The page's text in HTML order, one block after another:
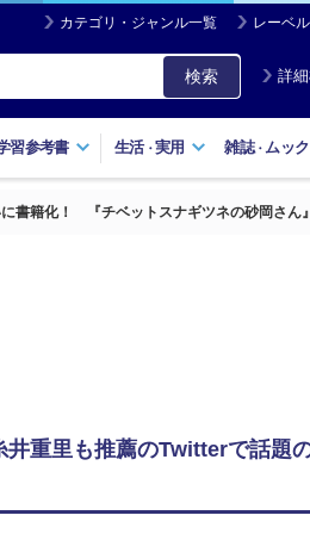
カテゴリ・ジャンル一覧 レーベ
検索 詳
習参考書 生活・実用 雑誌・ ムック
書籍化！ 『チベットスナギツネの砂岡さん
重里も推薦のTwitterで話題